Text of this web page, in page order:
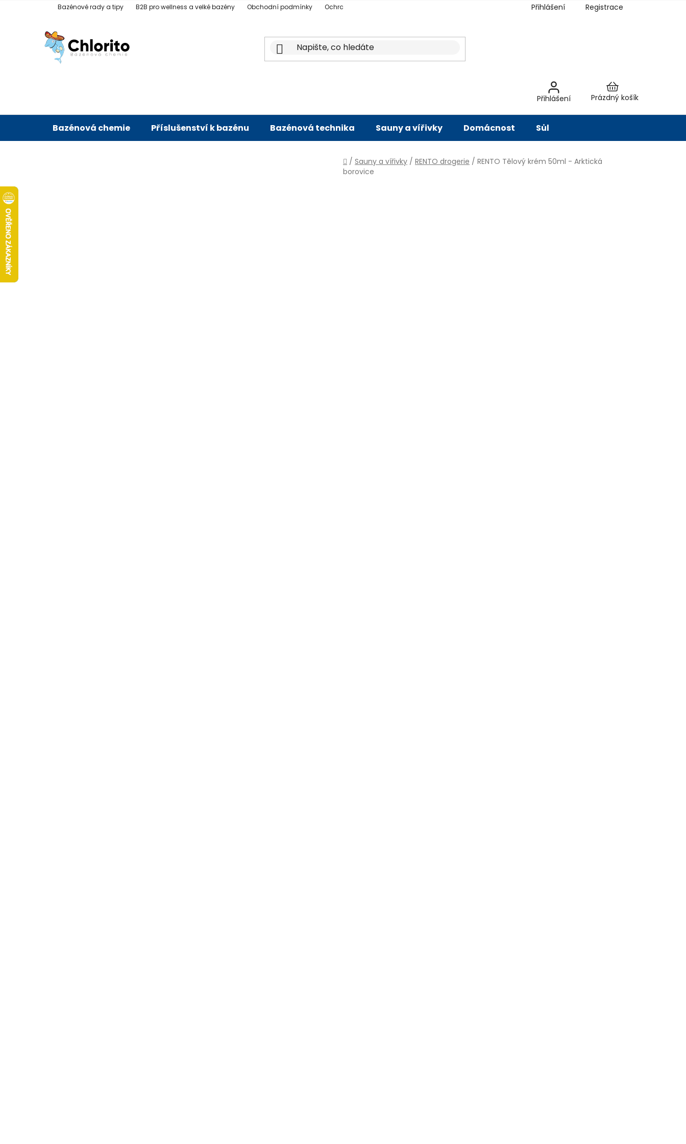
Bazénové rady a tipy B2B pro wellness a velké bazény Obchodní podmínky Ochrana osobních údajů Hodnocení obchodu Slovník pojmů Péče o vodu
Přihlášení Registrace
Přihlášení
Nákupní
Prázdný košík
Bazénová chemie Příslušenství k bazénu Bazénová technika Sauny a vířivky Domácnost Sůl
Domů
/ Sauny a vířivky / RENTO drogerie / RENTO Tělový krém 50ml - Arktická
borovice